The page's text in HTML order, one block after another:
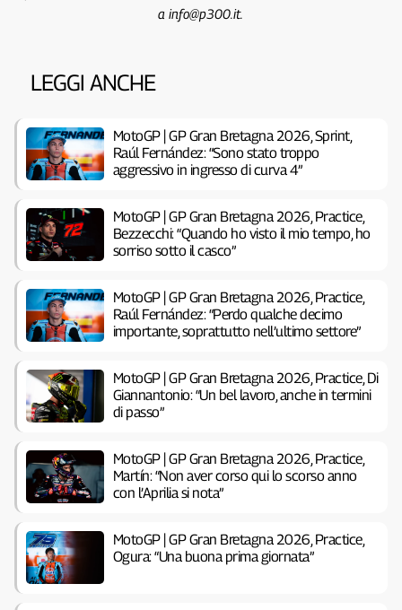
a info@p300.it.
LEGGI ANCHE
MotoGP | GP Gran Bretagna 2026, Sprint,
Raúl Fernández: “Sono stato troppo
aggressivo in ingresso di curva 4”
MotoGP | GP Gran Bretagna 2026, Practice,
Bezzecchi: “Quando ho visto il mio tempo, ho
sorriso sotto il casco”
MotoGP | GP Gran Bretagna 2026, Practice,
Raúl Fernández: “Perdo qualche decimo
importante, soprattutto nell’ultimo settore”
MotoGP | GP Gran Bretagna 2026, Practice, Di
Giannantonio: “Un bel lavoro, anche in termini
di passo”
MotoGP | GP Gran Bretagna 2026, Practice,
Martín: “Non aver corso qui lo scorso anno
con l’Aprilia si nota”
MotoGP | GP Gran Bretagna 2026, Practice,
Ogura: “Una buona prima giornata”